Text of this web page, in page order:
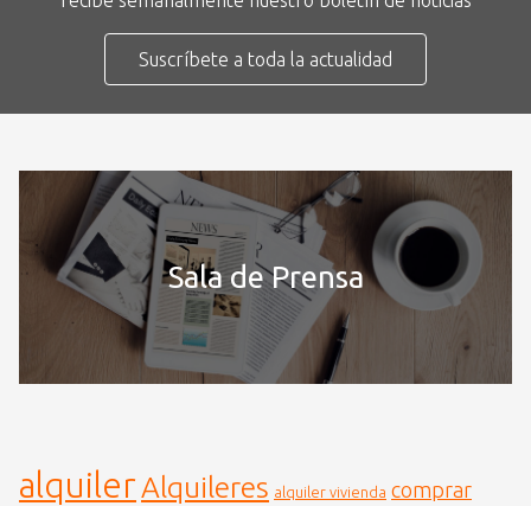
Suscríbete a toda la actualidad
Sala de Prensa
alquilerAlquileres alquiler vivienda comprar